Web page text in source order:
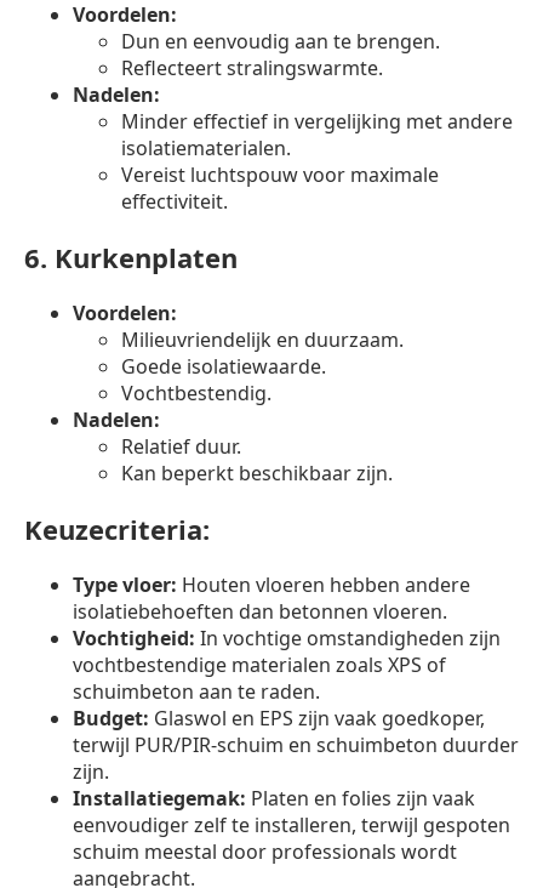
Voordelen:
Dun en eenvoudig aan te brengen.
Reflecteert stralingswarmte.
Nadelen:
Minder effectief in vergelijking met andere
isolatiematerialen.
Vereist luchtspouw voor maximale
effectiviteit.
6. Kurkenplaten
Voordelen:
Milieuvriendelijk en duurzaam.
Goede isolatiewaarde.
Vochtbestendig.
Nadelen:
Relatief duur.
Kan beperkt beschikbaar zijn.
Keuzecriteria:
Type vloer: Houten vloeren hebben andere
isolatiebehoeften dan betonnen vloeren.
Vochtigheid: In vochtige omstandigheden zijn
vochtbestendige materialen zoals XPS of
schuimbeton aan te raden.
Budget: Glaswol en EPS zijn vaak goedkoper,
terwijl PUR/PIR-schuim en schuimbeton duurder
zijn.
Installatiegemak: Platen en folies zijn vaak
eenvoudiger zelf te installeren, terwijl gespoten
schuim meestal door professionals wordt
aangebracht.